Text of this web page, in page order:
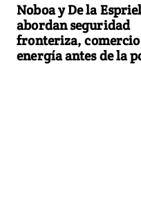
Noboa y De la
abordan seguridad
fronteriza,
energía antes de la